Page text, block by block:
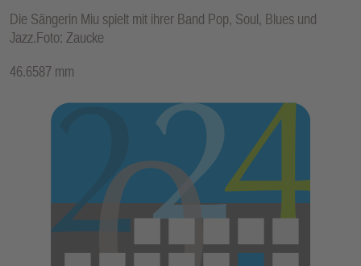
Die Sängerin Miu spielt mit ihrer Band Pop, Soul, Blues und
Jazz.Foto: Zaucke
46.6587 mm